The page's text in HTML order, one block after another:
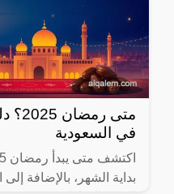
متى
في السعودية
بداية الشهر، بالإضافة إلى